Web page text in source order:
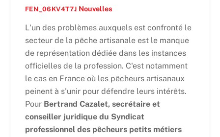
FEN_06KV4T7J Nouvelles
L'un des problèmes auxquels est confronté le
secteur de la pêche artisanale est le manque
de représentation dédiée dans les instances
officielles de la profession. C'est notamment
le cas en France où les pêcheurs artisanaux
peinent à s'unir pour défendre leurs intérêts.
Pour Bertrand Cazalet, secrétaire et
conseiller juridique du Syndicat
professionnel des pêcheurs petits métiers